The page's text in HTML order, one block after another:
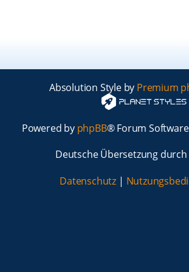
Absolution Style by Premium
Powered by phpBB® Forum
Deutsche Übersetzung durch
Datenschutz |